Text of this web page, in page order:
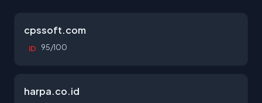
cpssoft.com
ID 95/100
harpa.co.id